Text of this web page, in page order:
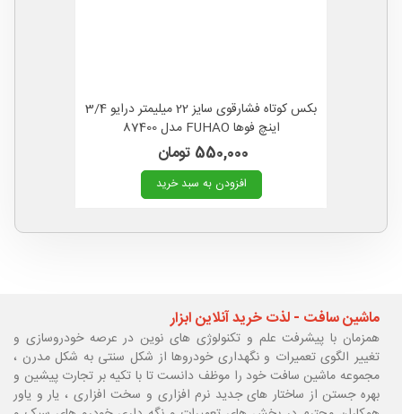
بکس کوتاه فشارقوی سایز 22 میلیمتر درایو 3/4
اینچ فوها FUHAO مدل 87400
550,000 تومان
افزودن به سبد خرید
ماشین سافت - لذت خرید آنلاین ابزار
همزمان با پیشرفت علم و تکنولوژی های نوین در عرصه خودروسازی و
تغییر الگوی تعمیرات و نگهداری خودروها از شکل سنتی به شکل مدرن ،
مجموعه ماشین سافت خود را موظف دانست تا با تکیه بر تجارت پیشین و
بهره جستن از ساختار های جدید نرم افزاری و سخت افزاری ، یار و یاور